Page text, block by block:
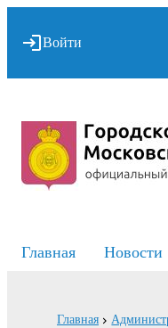
Войти
Главная Новости
Главная